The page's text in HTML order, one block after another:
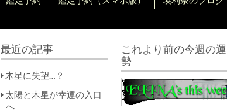
最近の記事
木星に失望…？
太陽と木星が幸運の入口
へ
これより前の今週の運
勢